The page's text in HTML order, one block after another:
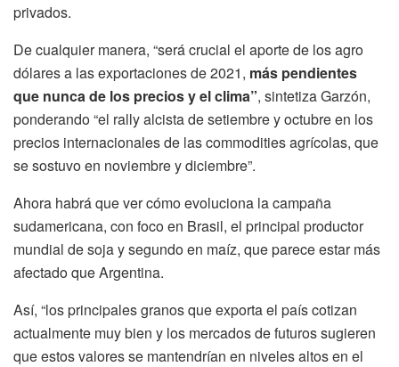
privados.
De cualquier manera, “será crucial el aporte de los agro
dólares a las exportaciones de 2021, más pendientes
que nunca de los precios y el clima”, sintetiza Garzón,
ponderando “el rally alcista de setiembre y octubre en los
precios internacionales de las commodities agrícolas, que
se sostuvo en noviembre y diciembre”.
Ahora habrá que ver cómo evoluciona la campaña
sudamericana, con foco en Brasil, el principal productor
mundial de soja y segundo en maíz, que parece estar más
afectado que Argentina.
Así, “los principales granos que exporta el país cotizan
actualmente muy bien y los mercados de futuros sugieren
que estos valores se mantendrían en niveles altos en el